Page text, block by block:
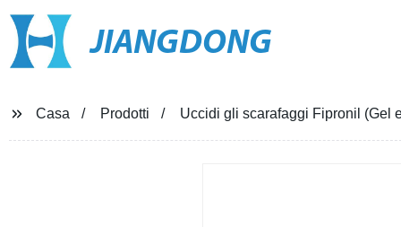
JIANGDONG
Casa Prodotti Uccidi gli scarafaggi Fipronil (Gel